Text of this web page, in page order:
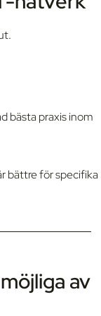
bästa praxis inom
bättre för specifika
av